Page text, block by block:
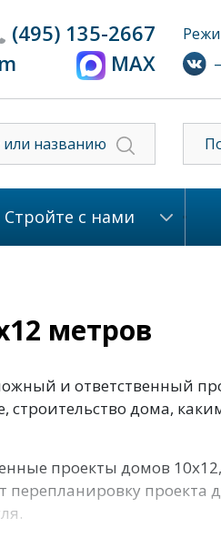
(495) 135-2667
MAX
Стройте с нами
метров
и ответственный
дома,
проекты домов
проекта